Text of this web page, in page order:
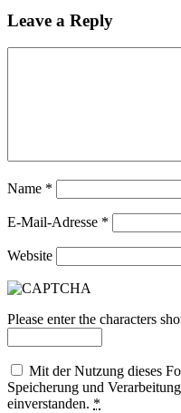
Leave a Reply
Name *
E-Mail-Adresse *
Website
Please enter the characters
Mit der Nutzung dieses
Speicherung und
einverstanden. *